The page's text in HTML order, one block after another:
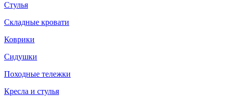
Стулья
Складные кровати
Коврики
Сидушки
Походные тележки
Кресла и стулья